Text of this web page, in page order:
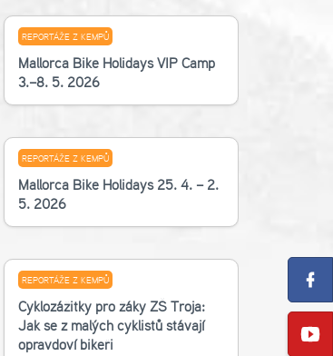
REPORTÁŽE Z KEMPŮ
Mallorca Bike Holidays VIP Camp
3.–8. 5. 2026
REPORTÁŽE Z KEMPŮ
Mallorca Bike Holidays 25. 4. – 2.
5. 2026
REPORTÁŽE Z KEMPŮ
Cyklozážitky pro žáky ZŠ Troja:
Jak se z malých cyklistů stávají
opravdoví bikeři